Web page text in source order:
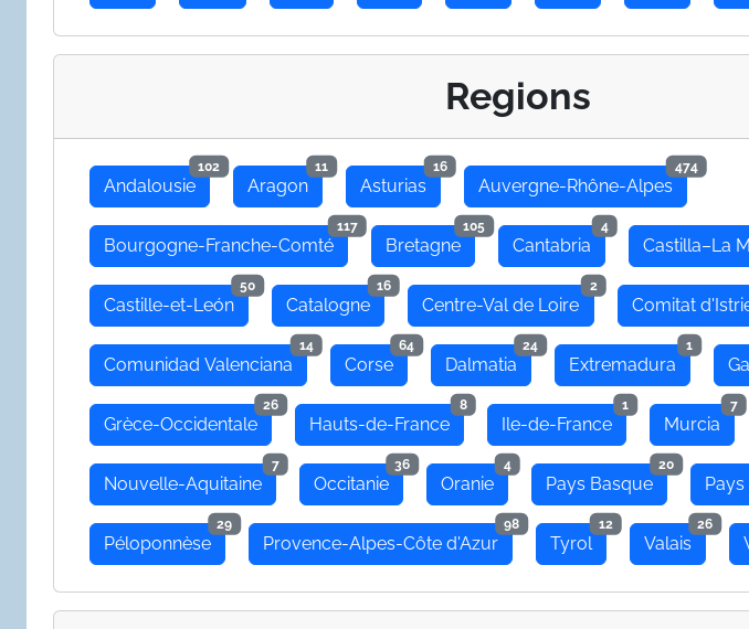
Regions
Andalousie
102
Aragon
11
Asturias
16
Auvergne-Rhône-Alpes
474
Bourgogne-Franche-Comté
117
Bretagne
105
Cantabria
4
Castilla–La
Castille-et-León
50
Catalogne
16
Centre-Val de Loire
2
Comitat
Comunidad Valenciana
14
Corse
64
Dalmatia
24
Extremadura
1
Grèce-Occidentale
26
Hauts-de-France
8
Ile-de-France
1
Murcia
7
Nouvelle-Aquitaine
7
Occitanie
36
Oranie
4
Pays Basque
20
Péloponnèse
29
Provence-Alpes-Côte d'Azur
98
Tyrol
12
Valais
26